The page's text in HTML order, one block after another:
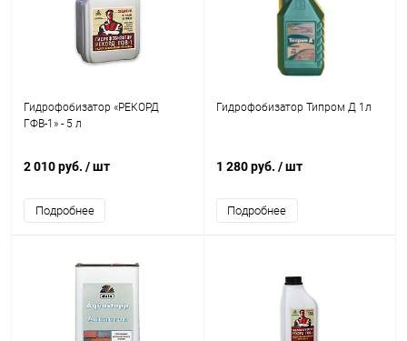
Гидрофобизатор «РЕКОРД
ГФВ-1» - 5 л
2 010 руб. / шт
Подробнее
Гидрофобизатор Типром Д 1л
1 280 руб. / шт
Подробнее